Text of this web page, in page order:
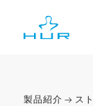
製品紹介 ス